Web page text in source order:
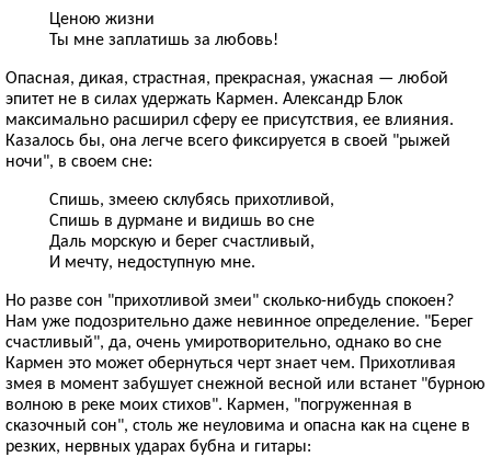
Ценою жизни
Ты мне заплатишь за любовь!
Опасная, дикая, страстная, прекрасная, ужасная — любой
эпитет не в силах удержать Кармен. Александр Блок
максимально расширил сферу ее присутствия, ее влияния.
Казалось бы, она легче всего фиксируется в своей "рыжей
ночи", в своем сне:
Спишь, змеею склубясь прихотливой,
Спишь в дурмане и видишь во сне
Даль морскую и берег счастливый,
И мечту, недоступную мне.
Но разве сон "прихотливой змеи" сколько-нибудь спокоен?
Нам уже подозрительно даже невинное определение. "Берег
счастливый", да, очень умиротворительно, однако во сне
Кармен это может обернуться черт знает чем. Прихотливая
змея в момент забушует снежной весной или встанет "бурною
волною в реке моих стихов". Кармен, "погруженная в
сказочный сон", столь же неуловима и опасна как на сцене в
резких, нервных ударах бубна и гитары: